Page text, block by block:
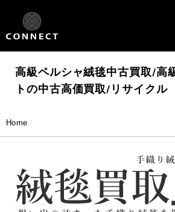
content
高級ペルシャ絨毯中古買取/高
トの中古高価買取/リサイクル
Home